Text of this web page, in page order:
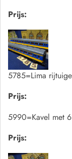
Prijs:
5785=Lima
Prijs:
5990=Kavel met
Prijs: